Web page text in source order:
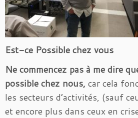
Est-ce Possible chez vous
Ne commencez pas à me dire
possible chez nous, car cela
les secteurs d’activités, (sauf
et encore plus dans ceux en